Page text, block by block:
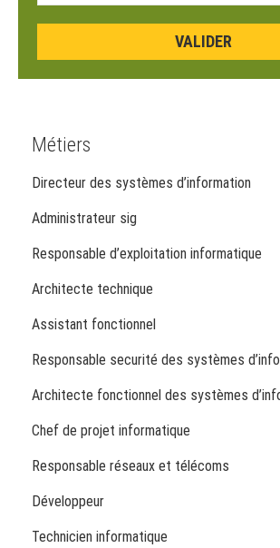
Métiers
Directeur des systèmes d’information
Administrateur sig
Responsable d’exploitation informatique
Architecte technique
Assistant fonctionnel
Responsable securité des systèmes
Architecte fonctionnel des systèmes
Chef de projet informatique
Responsable réseaux et télécoms
Développeur
Technicien informatique